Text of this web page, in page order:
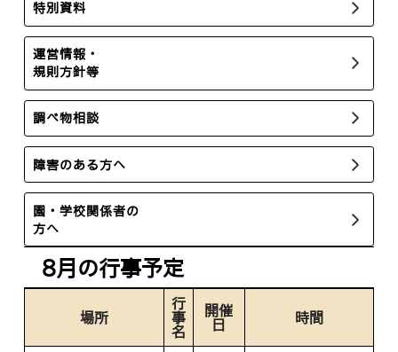
特別資料
運営情報・
規則方針等
調べ物相談
障害のある方へ
園・学校関係者の
方へ
8月の行事予定
場所
行
事
名
開催
日
時間